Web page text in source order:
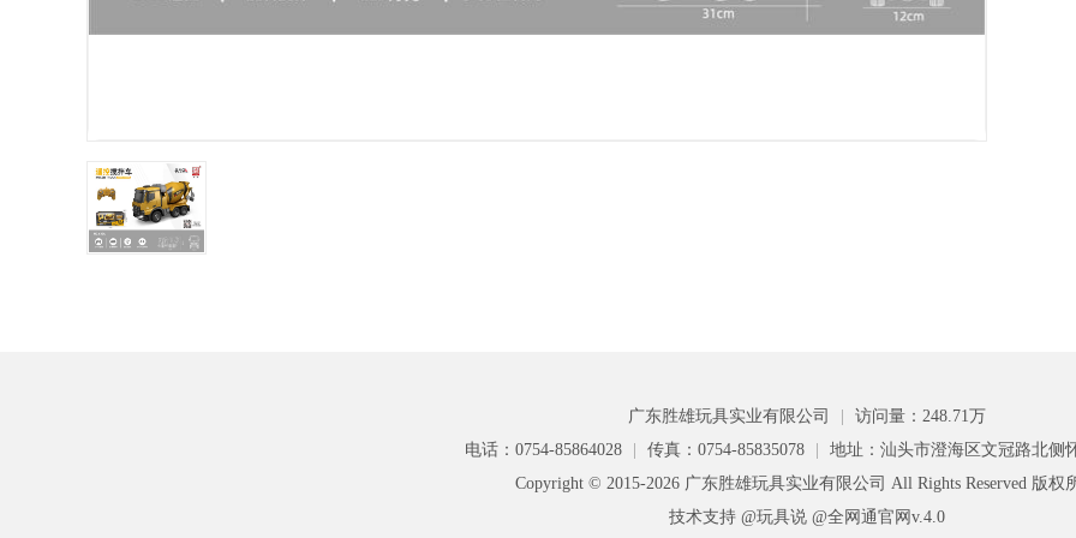
广东胜雄玩具实业有限公司
访问量：248.71万
电话：0754-85864028
传真：0754-85835078
地址：汕头市澄海区文冠路北侧
Copyright © 2015-2026 广东胜雄玩具实业有限公司 All Rights Reserved 版权
技术支持 @玩具说 @全网通官网v.4.0